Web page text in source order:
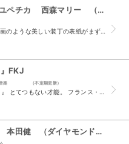
『サトコとナダ １』ユペチカ 西森マリー （星海社 講談社 ）
アラベスクに縁どられた、壁画のような美しい装丁の表紙がまずとてもすばらしい。 タイトルのふたり、サトコは日本人でナダはサウジアラビア人。 アメリカの大学に通い、ルームシェアをしている。 もちろ...
FKJ
の音楽 （不定期更新）
FKJの 『 French Kiwi Juice 』 とてつもない才能。 フランス・パリから現れたクリエイターのFKJ。 このデビューアルバム『French Kiwi Juice』収録の曲はど...
『大富豪からの手紙』 本田健 （ダイヤモンド社）